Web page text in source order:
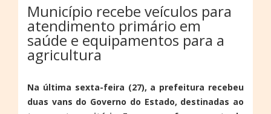
Município recebe veículos para
atendimento primário em
saúde e equipamentos para a
agricultura
Na última sexta-feira (27), a prefeitura recebeu
duas vans do Governo do Estado, destinadas ao